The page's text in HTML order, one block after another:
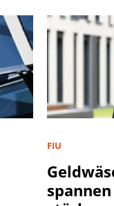
FIU